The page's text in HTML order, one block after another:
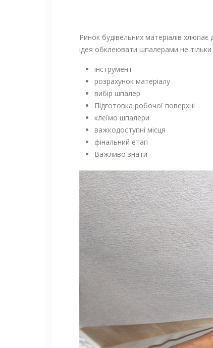
Ринок будівельних матеріалів
ідея обклеювати шпалерами не
інструмент
розрахунок матеріалу
вибір шпалер
Підготовка робочої поверхні
клеїмо шпалери
важкодоступні місця
фінальний етап
Важливо знати